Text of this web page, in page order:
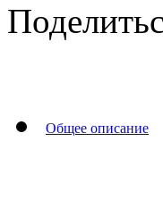
Общее описание